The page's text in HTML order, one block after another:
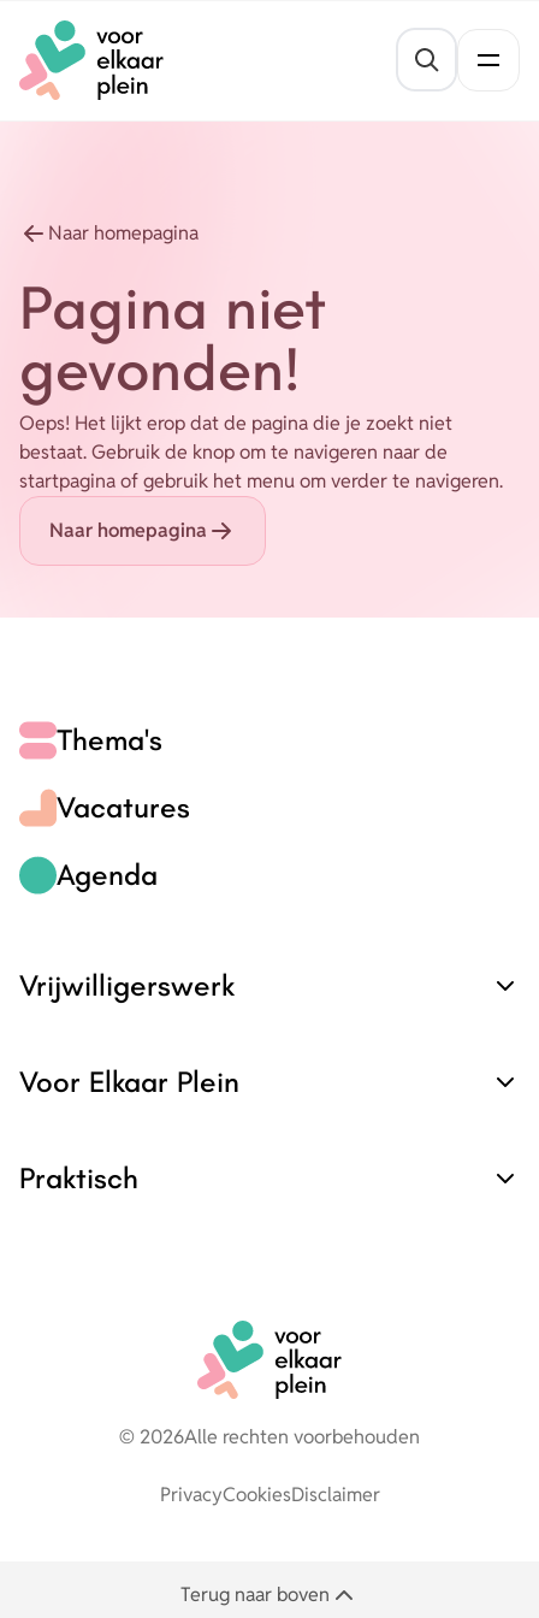
Naar hoofdinhoud
Naar voettekst
Gezond blijven
Geldzaken
Meedoen
Opvoeden en opgroeien
Wonen
Leefbaarheid
Agenda
Nieuws
Vrijwilligersvacatures
Organisaties
Over ons
Privacy verklaring
Home
Naar homepagina
Pagina niet
gevonden!
Oeps! Het lijkt erop dat de pagina die je zoekt niet
bestaat. Gebruik de knop om te navigeren naar de
startpagina of gebruik het menu om verder te navigeren.
Naar homepagina
Thema's
Vacatures
Agenda
Vrijwilligerswerk
Voor Elkaar Plein
Praktisch
© 2026Alle rechten voorbehouden
PrivacyCookiesDisclaimer
Terug naar boven